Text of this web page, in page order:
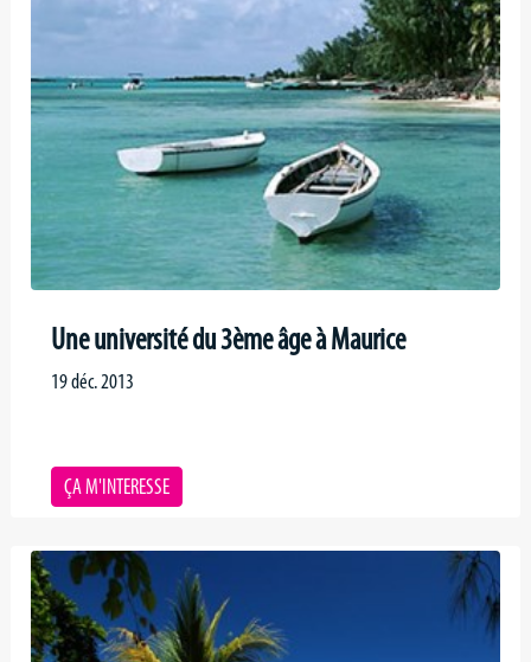
Une université du 3ème âge à Maurice
19 déc. 2013
ÇA M'INTERESSE